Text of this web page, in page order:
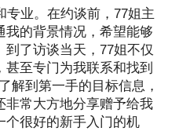
专业。在约谈前，77姐主
我的背景情况，希望能够
了访谈当天，77姐不仅
至专门为我联系和找到
解到第一手的目标信息，
非常大方地分享赠予给我
个很好的新手入门的机